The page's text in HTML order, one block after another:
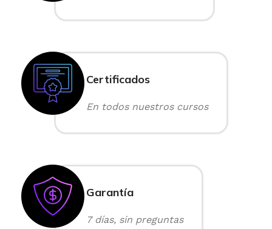
Certificados
En todos nuestros cursos
Garantía
7 días, sin preguntas